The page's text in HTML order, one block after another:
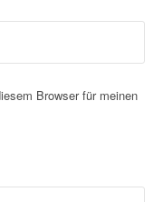
Browser für meinen